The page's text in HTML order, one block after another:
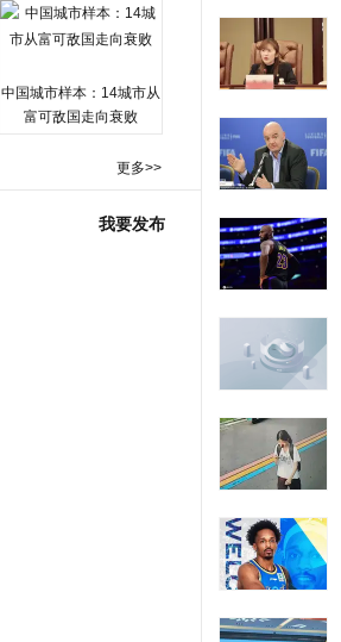
中国城市样本：14城市从
富可敌国走向衰败
更多>>
我要发布